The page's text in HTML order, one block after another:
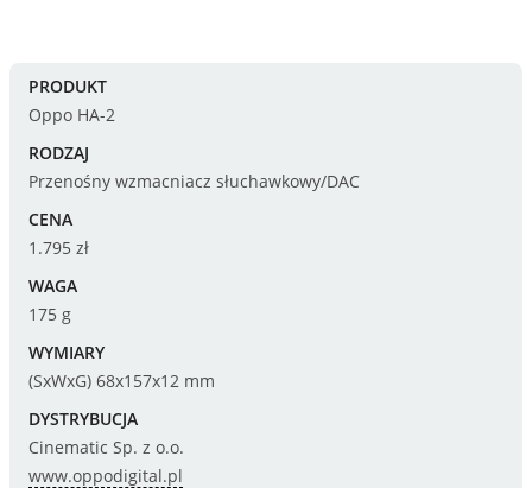
PRODUKT
Oppo HA-2
RODZAJ
Przenośny wzmacniacz słuchawkowy/DAC
CENA
1.795 zł
WAGA
175 g
WYMIARY
(SxWxG) 68x157x12 mm
DYSTRYBUCJA
Cinematic Sp. z o.o.
www.oppodigital.pl